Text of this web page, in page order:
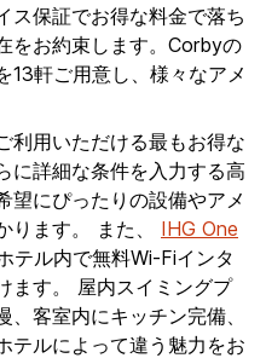
ス保証でお得な料金で落ち
をお約束します。Corbyの
13軒ご用意し、様々なアメ
利用いただける最もお得な
に詳細な条件を入力する高
望にぴったりの設備やアメ
ります。 また、 IHG One
テル内で無料Wi-Fiインタ
ます。 屋内スイミングプ
客室内にキッチン完備、
テルによって違う魅力をお